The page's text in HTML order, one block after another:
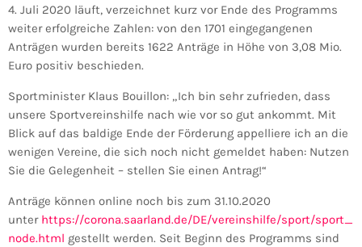
4. Juli 2020 läuft, verzeichnet kurz vor Ende des Programms
weiter erfolgreiche Zahlen: von den 1701 eingegangenen
Anträgen wurden bereits 1622 Anträge in Höhe von 3,08 Mio.
Euro positiv beschieden.
Sportminister Klaus Bouillon: „Ich bin sehr zufrieden, dass
unsere Sportvereinshilfe nach wie vor so gut ankommt. Mit
Blick auf das baldige Ende der Förderung appelliere ich an die
wenigen Vereine, die sich noch nicht gemeldet haben: Nutzen
Sie die Gelegenheit – stellen Sie einen Antrag!“
Anträge können online noch bis zum 31.10.2020
unter https://corona.saarland.de/DE/vereinshilfe/sport/sport_
node.html gestellt werden. Seit Beginn des Programms sind